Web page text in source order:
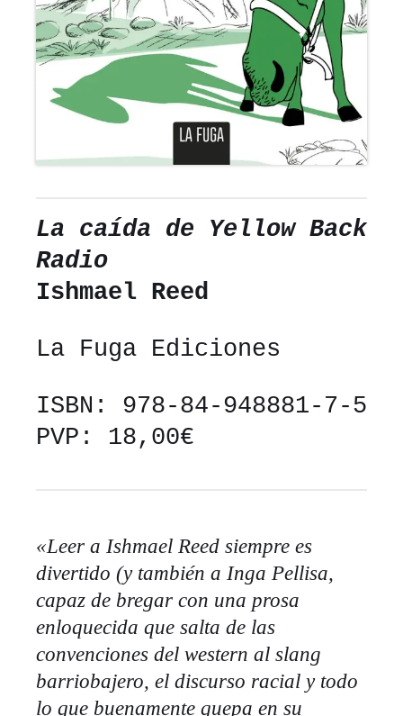
La caída de Yellow Back
Radio
Ishmael Reed
La Fuga Ediciones
ISBN: 978-84-948881-7-5
PVP: 18,00€
«Leer a Ishmael Reed siempre es
divertido (y también a Inga Pellisa,
capaz de bregar con una prosa
enloquecida que salta de las
convenciones del western al slang
barriobajero, el discurso racial y todo
lo que buenamente quepa en su